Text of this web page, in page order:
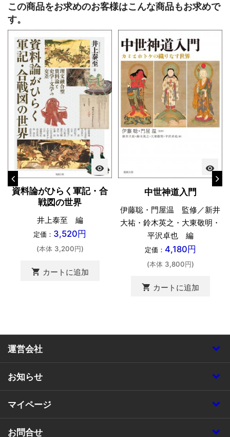
この商品をお求めのお客様はこんな商品もお求めで
す。
visibility
資料論がひらく軍記・合
戦図の世界
井上泰至 編
定価： 3,520円
(本体 3,200円)
shopping_cart カートに追加
visibility
中世神道入門
伊藤聡・門屋温 監修／新井
大祐・鈴木英之・大東敬明・
平沢卓也 編
定価： 4,180円
(本体 3,800円)
shopping_cart カートに追加
運営会社
お知らせ
マイページ
お問合せ